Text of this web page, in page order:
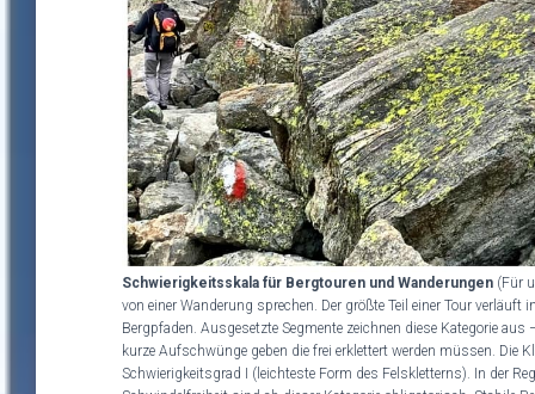
Schwierigkeitsskala für Bergtouren und Wanderungen (Für
von einer Wanderung sprechen. Der größte Teil einer Tour
Bergpfaden. Ausgesetzte Segmente zeichnen diese Kategorie
kurze Aufschwünge geben die frei erklettert werden müssen. Die
Schwierigkeitsgrad I (leichteste Form des Felskletterns). In der